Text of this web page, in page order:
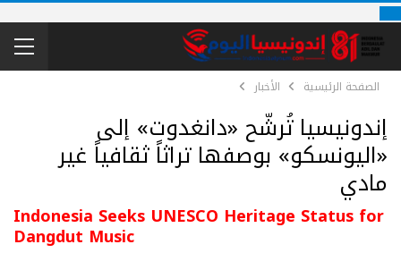
الصفحة الرئيسية الأخبار
إندونيسيا تُرشّح «دانغدوت» إلى
«اليونسكو» بوصفها تراثاً ثقافياً غير
مادي
Indonesia Seeks UNESCO Heritage Status for
Dangdut Music